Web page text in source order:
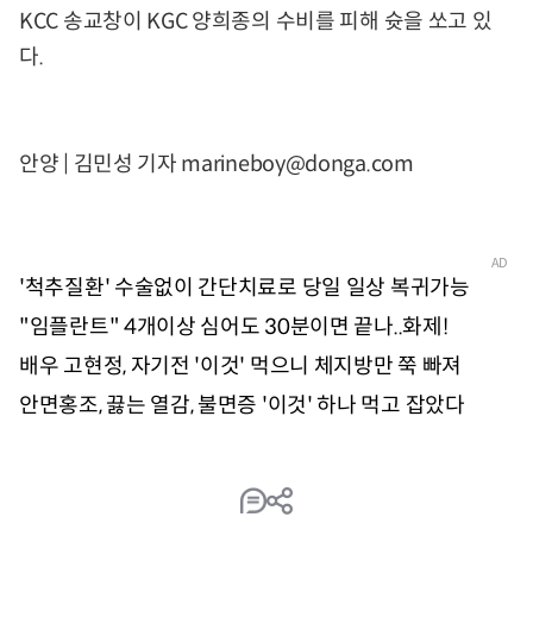
KCC 송교창이 KGC 양희종의 수비를 피해 슛을 쏘고 있
다.
안양 | 김민성 기자 marineboy@donga.com